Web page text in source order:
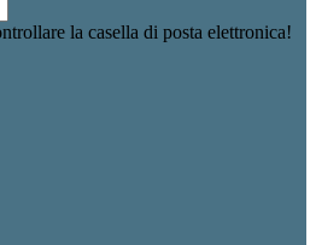
la casella di posta elettronica!